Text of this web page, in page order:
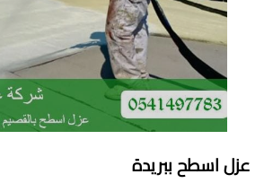
عزل اسطح ببريدة